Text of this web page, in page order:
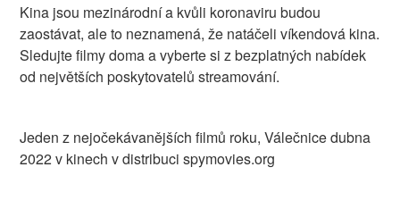
Kina jsou mezinárodní a kvůli koronaviru budou
zaostávat, ale to neznamená, že natáčeli víkendová kina.
Sledujte filmy doma a vyberte si z bezplatných nabídek
od největších poskytovatelů streamování.
Jeden z nejočekávanějších filmů roku, Válečnice dubna
2022 v kinech v distribuci spymovies.org